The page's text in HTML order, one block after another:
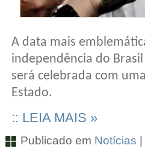
A data mais
independência do
será celebrada com
Estado.
:: LEIA MAIS »
Publicado em Notícias